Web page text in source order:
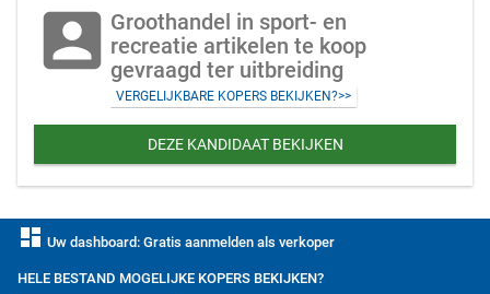
account_box Groothandel in sport- en
recreatie artikelen te koop
gevraagd ter uitbreiding
VERGELIJKBARE KOPERS BEKIJKEN?>>
DEZE KANDIDAAT BEKIJKEN
dashboard Uw dashboard: Gratis aanmelden als verkoper
HELE BESTAND MOGELIJKE KOPERS BEKIJKEN?